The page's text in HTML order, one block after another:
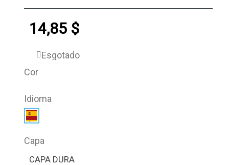
14,85 $
Esgotado
Cor
Idioma
Capa
CAPA DURA